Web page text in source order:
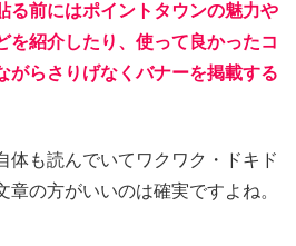
る前にはポイントタウンの魅力や
を紹介したり、使って良かったコ
がらさりげなくバナーを掲載する
体も読んでいてワクワク・ドキド
章の方がいいのは確実ですよね。